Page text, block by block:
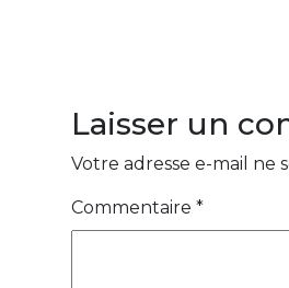
Laisser un
Votre adresse e-mail ne
Commentaire *